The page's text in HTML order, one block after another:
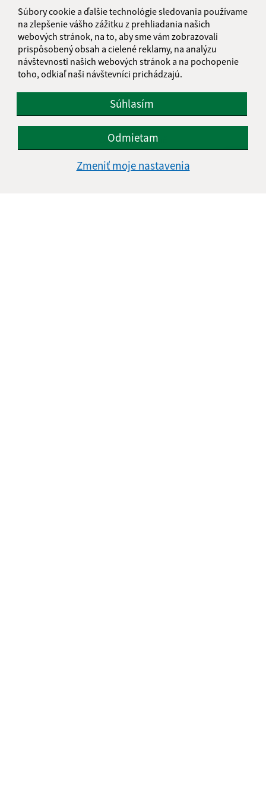
Súbory cookie a ďalšie technológie sledovania používame
na zlepšenie vášho zážitku z prehliadania našich
webových stránok, na to, aby sme vám zobrazovali
prispôsobený obsah a cielené reklamy, na analýzu
návštevnosti našich webových stránok a na pochopenie
toho, odkiaľ naši návštevníci prichádzajú.
Súhlasím
Odmietam
Zmeniť moje nastavenia
Utorok:
07:00 - 11:30 12:00 - 15:00
Streda:
07:00 - 11:30 12:00 - 15:00
Štvrtok:
07:00 - 11:30 12:00 - 15:00
Piatok:
07:00 - 11:30 12:00 - 15:00
Obedňajšia prestávka:11:30 - 12:00
Kontakt:
Obecný úrad Ulič
Ulič 89
067 67 Ulič